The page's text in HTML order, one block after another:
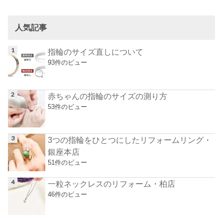
人気記事
指輪のサイズ直しについて
93件のビュー
赤ちゃんの指輪のサイズの測り方
53件のビュー
3つの指輪をひとつにしたリフォームリング・
銀座本店
51件のビュー
一粒ネックレスのリフォーム・柏店
46件のビュー